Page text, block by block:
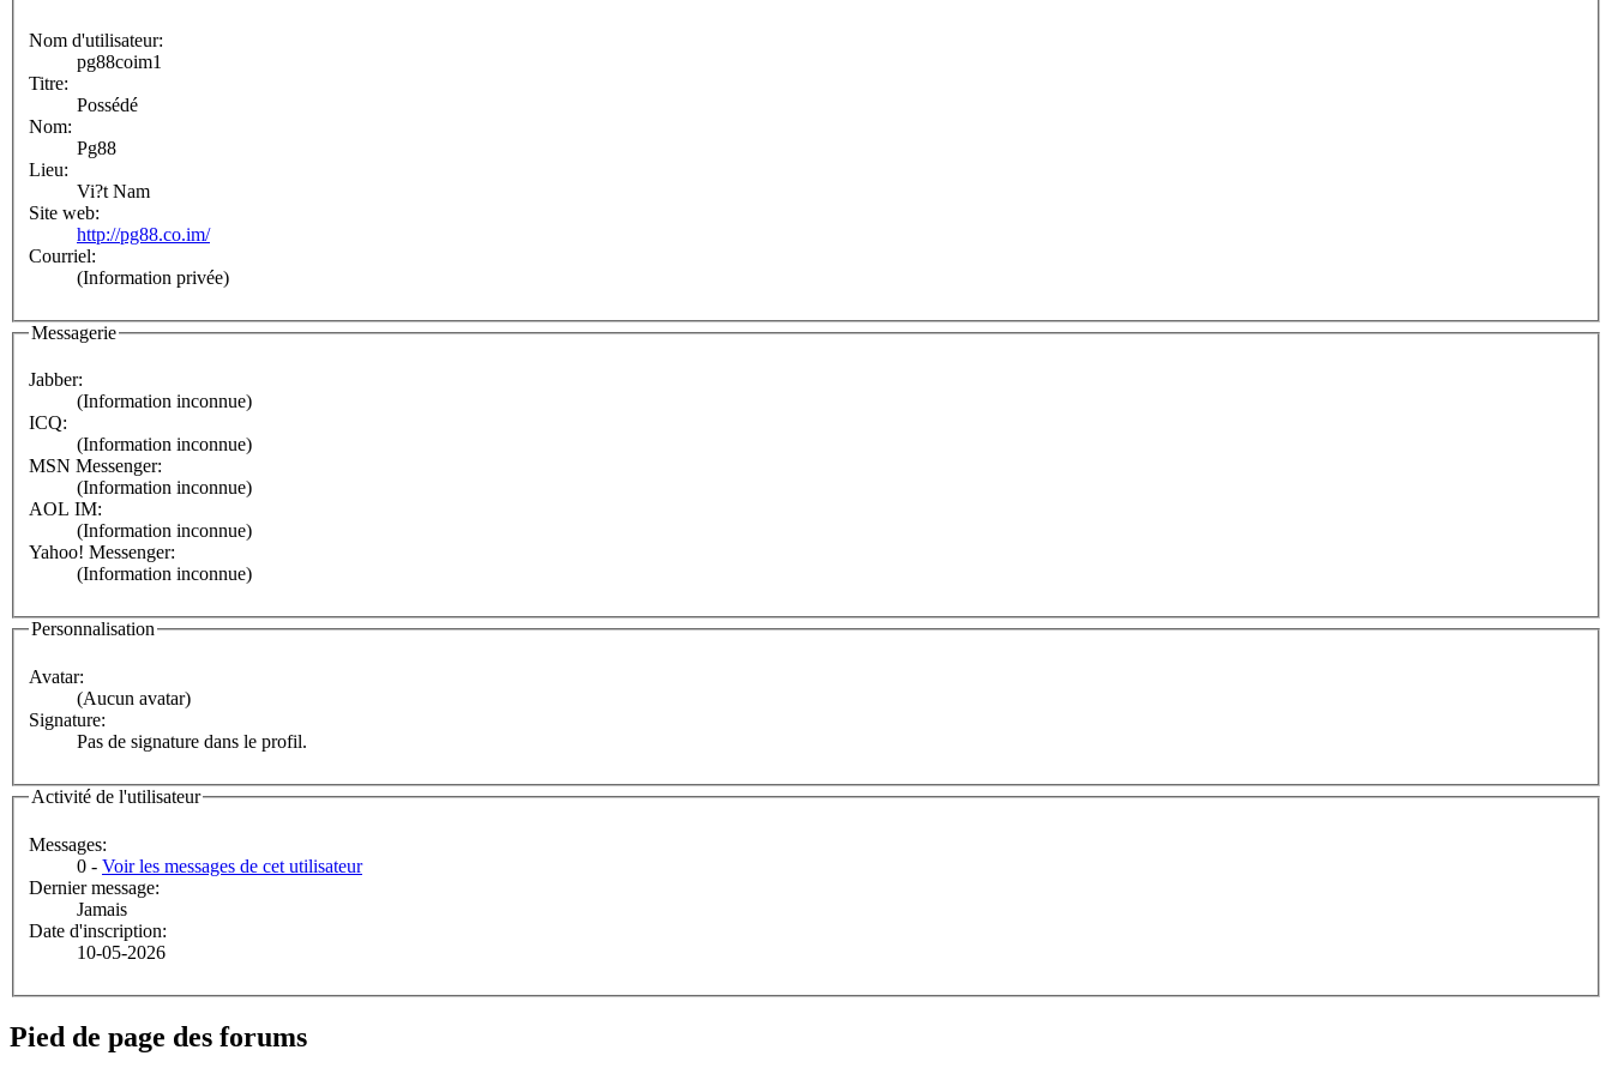
Nom d'utilisateur:
pg88coim1
Titre:
Possédé
Nom:
Pg88
Lieu:
Vi?t Nam
Site web:
http://pg88.co.im/
Courriel:
(Information privée)
Messagerie
Jabber:
(Information inconnue)
ICQ:
(Information inconnue)
MSN Messenger:
(Information inconnue)
AOL IM:
(Information inconnue)
Yahoo! Messenger:
(Information inconnue)
Personnalisation
Avatar:
(Aucun avatar)
Signature:
Pas de signature dans le profil.
Activité de l'utilisateur
Messages:
0 - Voir les messages de cet utilisateur
Dernier message:
Jamais
Date d'inscription:
10-05-2026
Pied de page des forums